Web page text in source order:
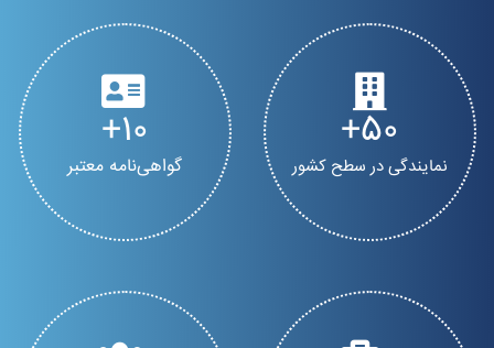
50
نمایندگی در سطح کشور
10
گواهی‌نامه معتبر